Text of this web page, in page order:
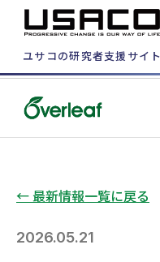
ユサコの研究者支援サイト
← 最新情報一覧に戻る
2026.05.21